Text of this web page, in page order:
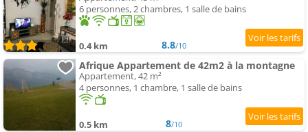
6 personnes, 2 chambres, 1 salle de bains
0.4 km 8.8/10
Afrique Appartement de 42m2 à la montagne
Appartement, 42 m²
4 personnes, 1 chambre, 1 salle de bains
0.5 km 8/10